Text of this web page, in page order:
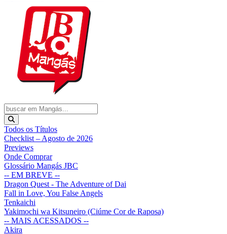
Todos os Títulos
Checklist – Agosto de 2026
Previews
Onde Comprar
Glossário Mangás JBC
-- EM BREVE --
Dragon Quest - The Adventure of Dai
Fall in Love, You False Angels
Tenkaichi
Yakimochi wa Kitsuneiro (Ciúme Cor de Raposa)
-- MAIS ACESSADOS --
Akira